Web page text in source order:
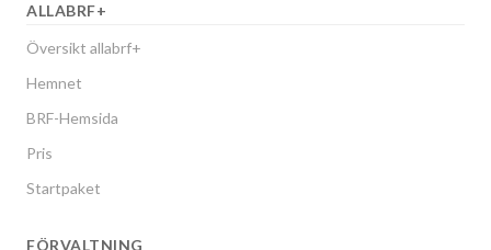
ALLABRF+
Översikt allabrf+
Hemnet
BRF-Hemsida
Pris
Startpaket
FÖRVALTNING